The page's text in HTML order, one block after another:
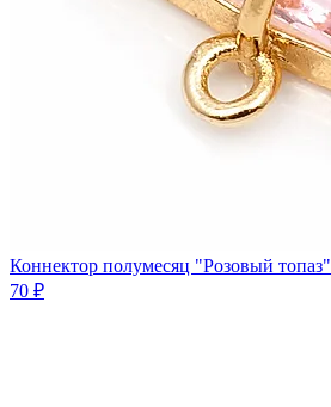
Коннектор полумесяц "Розовый топаз"
70 ₽